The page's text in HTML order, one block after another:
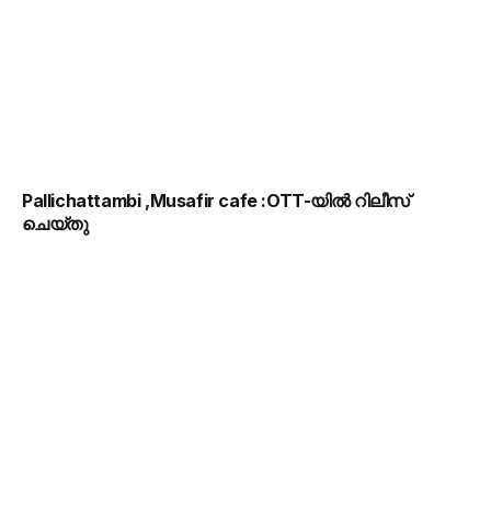
Pallichattambi ,Musafir cafe :OTT-യിൽ റിലീസ്
ചെയ്തു